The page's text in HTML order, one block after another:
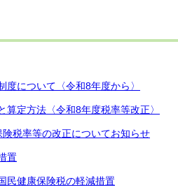
度について〈令和8年度から〉
算定方法〈令和8年度税率等改正〉
税率等の改正についてお知らせ
置
民健康保険税の軽減措置